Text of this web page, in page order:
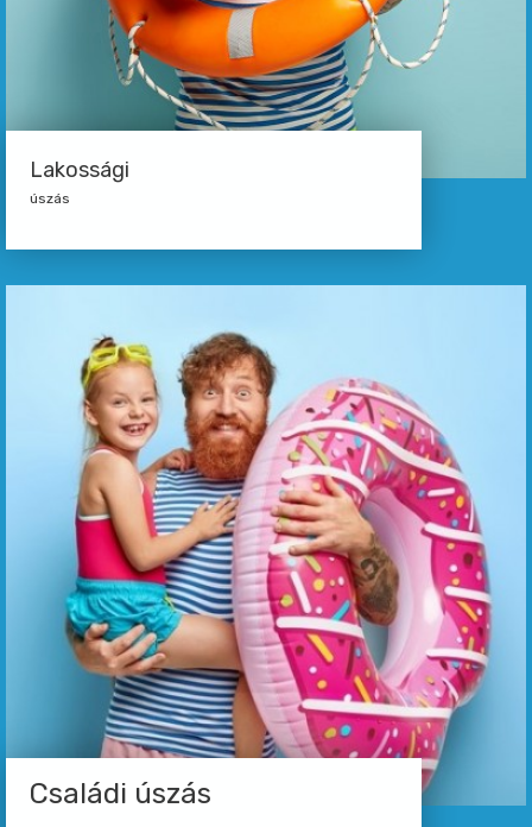
Lakossági
úszás
Családi úszás